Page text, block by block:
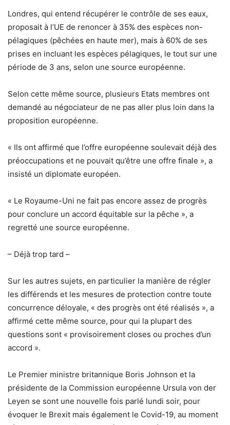
Londres, qui entend récupérer le contrôle de ses eaux,
proposait à l’UE de renoncer à 35% des espèces non-
pélagiques (pêchées en haute mer), mais à 60% de ses
prises en incluant les espèces pélagiques, le tout sur une
période de 3 ans, selon une source européenne.
Selon cette même source, plusieurs Etats membres ont
demandé au négociateur de ne pas aller plus loin dans la
proposition européenne.
« Ils ont affirmé que l’offre européenne soulevait déjà des
préoccupations et ne pouvait qu’être une offre finale », a
insisté un diplomate européen.
« Le Royaume-Uni ne fait pas encore assez de progrès
pour conclure un accord équitable sur la pêche », a
regretté une source européenne.
– Déjà trop tard –
Sur les autres sujets, en particulier la manière de régler
les différends et les mesures de protection contre toute
concurrence déloyale, « des progrès ont été réalisés », a
affirmé cette même source, pour qui la plupart des
questions sont « provisoirement closes ou proches d’un
accord ».
Le Premier ministre britannique Boris Johnson et la
présidente de la Commission européenne Ursula von der
Leyen se sont une nouvelle fois parlé lundi soir, pour
évoquer le Brexit mais également le Covid-19, au moment